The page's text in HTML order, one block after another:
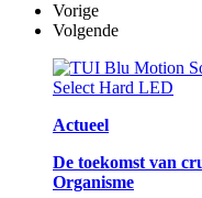
Vorige
Volgende
Actueel
De toekomst van
Organisme